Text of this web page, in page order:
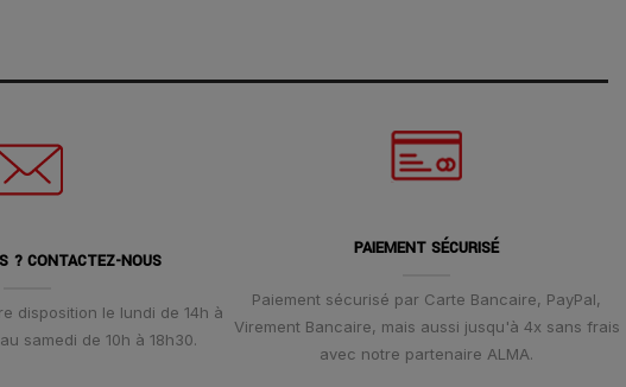
? CONTACTEZ-NOUS
disposition le lundi de 14h à
samedi de 10h à 18h30.
PAIEMENT SÉCURISÉ
Paiement sécurisé par Carte Bancaire, PayPal,
Virement Bancaire, mais aussi jusqu'à 4x sans frais
avec notre partenaire ALMA.